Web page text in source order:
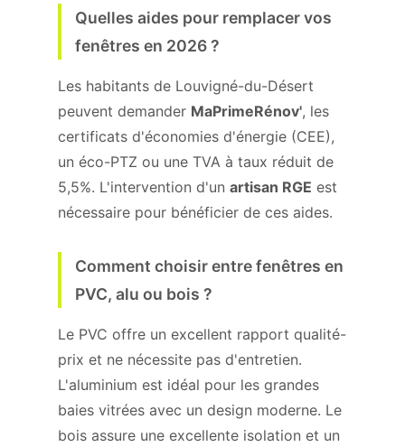
Quelles aides pour remplacer vos
fenêtres en 2026 ?
Les habitants de Louvigné-du-Désert
peuvent demander MaPrimeRénov', les
certificats d'économies d'énergie (CEE),
un éco-PTZ ou une TVA à taux réduit de
5,5%. L'intervention d'un artisan RGE est
nécessaire pour bénéficier de ces aides.
Comment choisir entre fenêtres en
PVC, alu ou bois ?
Le PVC offre un excellent rapport qualité-
prix et ne nécessite pas d'entretien.
L'aluminium est idéal pour les grandes
baies vitrées avec un design moderne. Le
bois assure une excellente isolation et un